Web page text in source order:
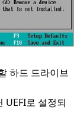
하드 드라이브
UEFI로 설정되